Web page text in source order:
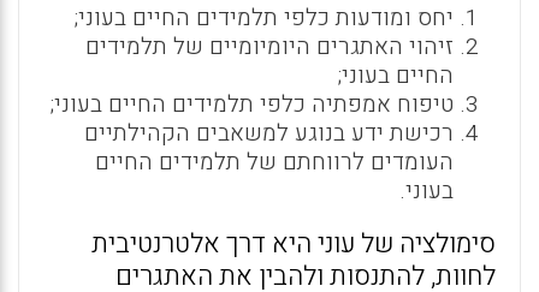
יחס ומודעות כלפי תלמידים החיים בעוני;
זיהוי האתגרים היומיומיים של תלמידים
החיים בעוני;
טיפוח אמפתיה כלפי תלמידים החיים בעוני;
רכישת ידע בנוגע למשאבים הקהילתיים
העומדים לרווחתם של תלמידים החיים
בעוני.
סימולציה של עוני היא דרך אלטרנטיבית
לחוות, להתנסות ולהבין את האתגרים